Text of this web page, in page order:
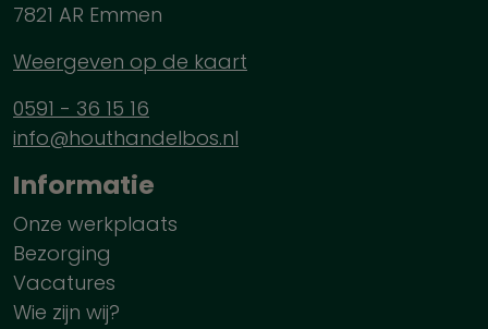
7821 AR Emmen
Weergeven op de kaart
0591 - 36 15 16
info@houthandelbos.nl
Informatie
Onze werkplaats
Bezorging
Vacatures
Wie zijn wij?